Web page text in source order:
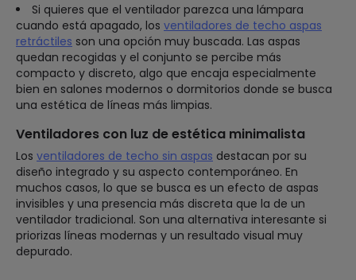
Si quieres que el ventilador parezca una lámpara
cuando está apagado, los ventiladores de techo aspas
retráctiles son una opción muy buscada. Las aspas
quedan recogidas y el conjunto se percibe más
compacto y discreto, algo que encaja especialmente
bien en salones modernos o dormitorios donde se busca
una estética de líneas más limpias.
Ventiladores con luz de estética minimalista
Los ventiladores de techo sin aspas destacan por su
diseño integrado y su aspecto contemporáneo. En
muchos casos, lo que se busca es un efecto de aspas
invisibles y una presencia más discreta que la de un
ventilador tradicional. Son una alternativa interesante si
priorizas líneas modernas y un resultado visual muy
depurado.